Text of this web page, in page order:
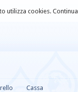
utilizza cookies.
Cassa